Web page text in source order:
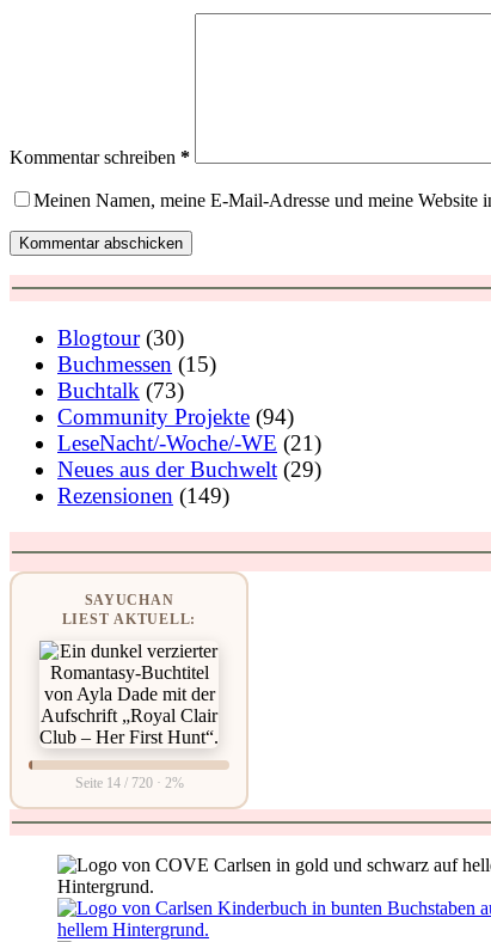
Kommentar schreiben *
Meinen Namen, meine E-Mail-Adresse und meine Website
Kommentar abschicken
Blogtour(30)
Buchmessen (15)
Buchtalk (73)
Community Projekte (94)
LeseNacht/-Woche/-WE (21)
Neues aus der Buchwelt (29)
Rezensionen (149)
SAYUCHAN
LIEST AKTUELL:
Seite 14 / 720 · 2%